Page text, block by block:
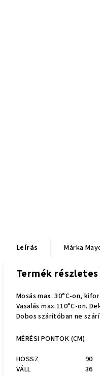
Leírás Márka
Termék
Mosás max. 30°C-on,
Vasalás max.110°C-on.
Dobos szárítóban ne
MÉRÉSI PONTOK (CM)
HOSSZ
90
VÁLL
36